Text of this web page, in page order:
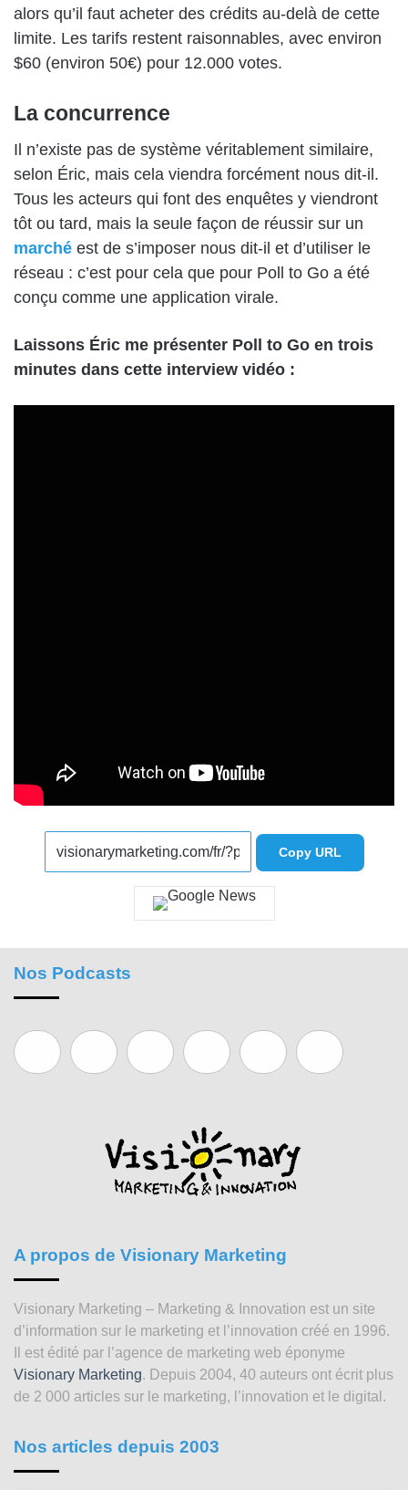
alors qu’il faut acheter des crédits au-delà de cette
limite. Les tarifs restent raisonnables, avec environ
$60 (environ 50€) pour 12.000 votes.
La concurrence
Il n’existe pas de système véritablement similaire,
selon Éric, mais cela viendra forcément nous dit-il.
Tous les acteurs qui font des enquêtes y viendront
tôt ou tard, mais la seule façon de réussir sur un
marché est de s’imposer nous dit-il et d’utiliser le
réseau : c’est pour cela que pour Poll to Go a été
conçu comme une application virale.
Laissons Éric me présenter Poll to Go en trois
minutes dans cette interview vidéo :
Copy URL
Nos Podcasts
A propos de Visionary Marketing
Visionary Marketing – Marketing & Innovation est un site
d’information sur le marketing et l’innovation créé en 1996.
Il est édité par l’agence de marketing web éponyme
Visionary Marketing. Depuis 2004, 40 auteurs ont écrit plus
de 2 000 articles sur le marketing, l’innovation et le digital.
Nos articles depuis 2003